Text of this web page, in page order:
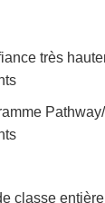
très
classe